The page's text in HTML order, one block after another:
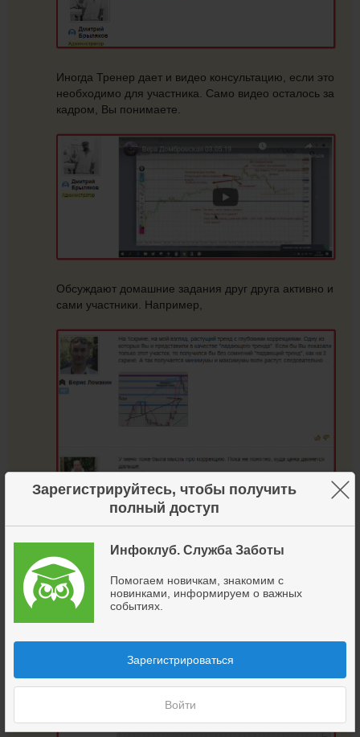
Зарегистрируйтесь, чтобы получить
полный доступ
Инфоклуб. Служба Заботы
Помогаем новичкам, знакомим с
новинками, информируем о важных
событиях.
Зарегистрироваться
Войти
×
Иногда Тренер дает и видео консультацию, если это
необходимо для участника. Само видео осталось за
кадром, Вы понимаете.
Обсуждают домашние задания друг друга активно и
сами участники. Например,
А как радуется Тренер каждому успеху! Еще
больше, чем сам участник тренинга!